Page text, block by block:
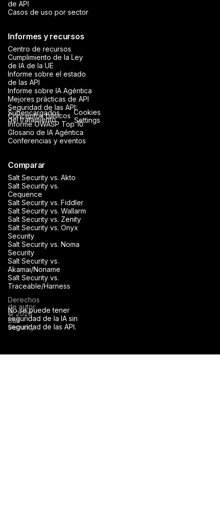
de API
Casos de uso por sector
Informes y recursos
Centro de recursos
Cumplimiento de la Ley
de IA de la UE
Informe sobre el estado
de las API
Informe sobre IA Agéntica
Mejores prácticas de API
Seguridad de las API:
Conceptos básicos
Informe OWASP Top 10
Glosario de IA Agéntica
Conferencias y eventos
No se puede tener
seguridad de la IA sin
seguridad de las API.
Comparar
Salt Security vs. Akto
Salt Security vs.
Cequence
Salt Security vs. Fiddler
Salt Security vs. Wallarm
Salt Security vs. Zenity
Salt Security vs. Onyx
Security
Salt Security vs. Noma
Security
Salt Security vs.
Akamai/Noname
Salt Security vs.
Traceable/Harness
Subencargados
del tratamiento
Cookies
Settings
Derechos
de autor
© 2026
Salt
Security